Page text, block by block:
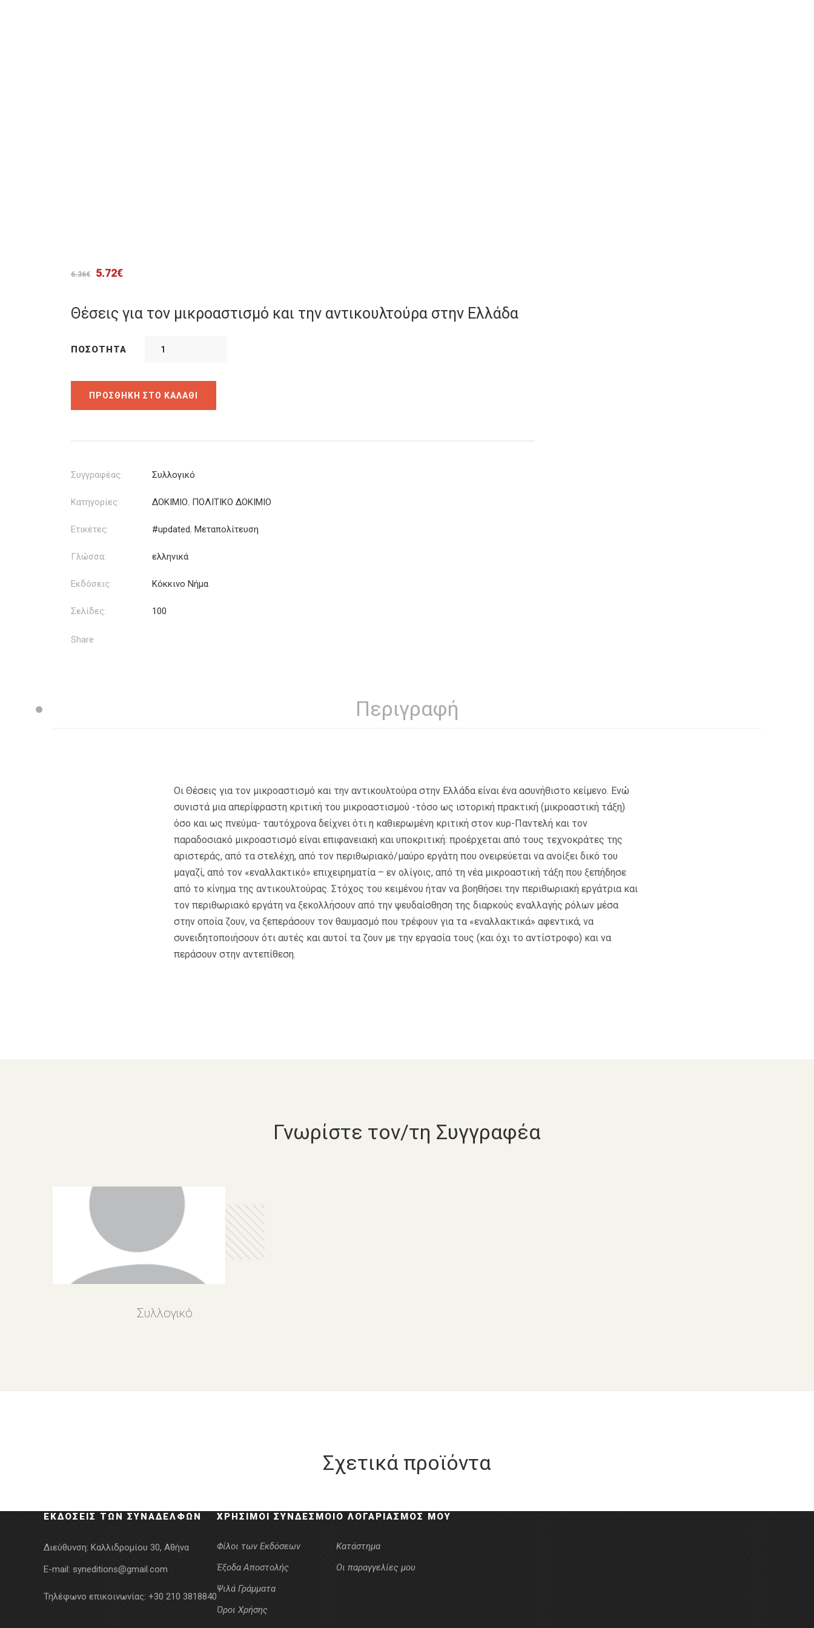
6.36€
Original
6.36€.
5.72€Η
είναι:
Θέσεις για τον μικροαστισμό και την αντικουλτούρα στην Ελλάδα
ΠΟΣΌΤΗΤΑ
ΠΡΟΣΘΉΚΗ ΣΤΟ ΚΑΛΆΘΙ
Συγγραφέας: Συλλογικό
Κατηγορίες: ΔΟΚΙΜΙΟ, ΠΟΛΙΤΙΚΟ ΔΟΚΙΜΙΟ
Ετικέτες: #updated, Μεταπολίτευση
Γλώσσα: ελληνικά
Εκδόσεις: Κόκκινο Νήμα
Σελίδες: 100
Share
Περιγραφή
Οι Θέσεις για τον μικροαστισμό και την αντικουλτούρα στην Ελλάδα είναι ένα ασυνήθιστο κείμενο. Ενώ
συνιστά μια απερίφραστη κριτική του μικροαστισμού -τόσο ως ιστορική πρακτική (μικροαστική τάξη)
όσο και ως πνεύμα- ταυτόχρονα δείχνει ότι η καθιερωμένη κριτική στον κυρ-Παντελή και τον
παραδοσιακό μικροαστισμό είναι επιφανειακή και υποκριτική: προέρχεται από τους τεχνοκράτες της
αριστεράς, από τα στελέχη, από τον περιθωριακό/μαύρο εργάτη που ονειρεύεται να ανοίξει δικό του
μαγαζί, από τον «εναλλακτικό» επιχειρηματία – εν ολίγοις, από τη νέα μικροαστική τάξη που ξεπήδησε
από το κίνημα της αντικουλτούρας. Στόχος του κειμένου ήταν να βοηθήσει την περιθωριακή εργάτρια και
τον περιθωριακό εργάτη να ξεκολλήσουν από την ψευδαίσθηση της διαρκούς εναλλαγής ρόλων μέσα
στην οποία ζουν, να ξεπεράσουν τον θαυμασμό που τρέφουν για τα «εναλλακτικά» αφεντικά, να
συνειδητοποιήσουν ότι αυτές και αυτοί τα ζουν με την εργασία τους (και όχι το αντίστροφο) και να
περάσουν στην αντεπίθεση.
Γνωρίστε τον/τη Συγγραφέα
Συλλογικό
Σχετικά προϊόντα
ΕΚΔΌΣΕΙΣ ΤΩΝ ΣΥΝΑΔΈΛΦΩΝ
Διεύθυνση: Καλλιδρομίου 30, Αθήνα
E-mail: syneditions@gmail.com
Τηλέφωνο επικοινωνίας: +30 210 3818840
ΧΡΉΣΙΜΟΙ ΣΎΝΔΕΣΜΟΙ
Φίλοι των Εκδόσεων
Έξοδα Αποστολής
Ψιλά Γράμματα
Όροι Χρήσης
Ο ΛΟΓΑΡΙΑΣΜΌΣ ΜΟΥ
Κατάστημα
Οι παραγγελίες μου